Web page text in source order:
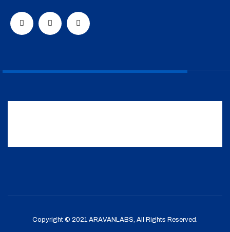
Copyright © 2021 ARAVANLABS, All Rights Reserved.